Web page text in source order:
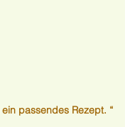
passendes Rezept. “